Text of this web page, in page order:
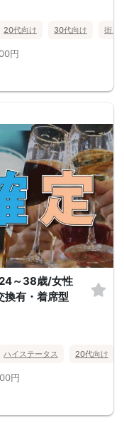
20代向け 30代向け 街コ
円
～38歳/女性
有・着席型
ハイステータス 20代向け
円